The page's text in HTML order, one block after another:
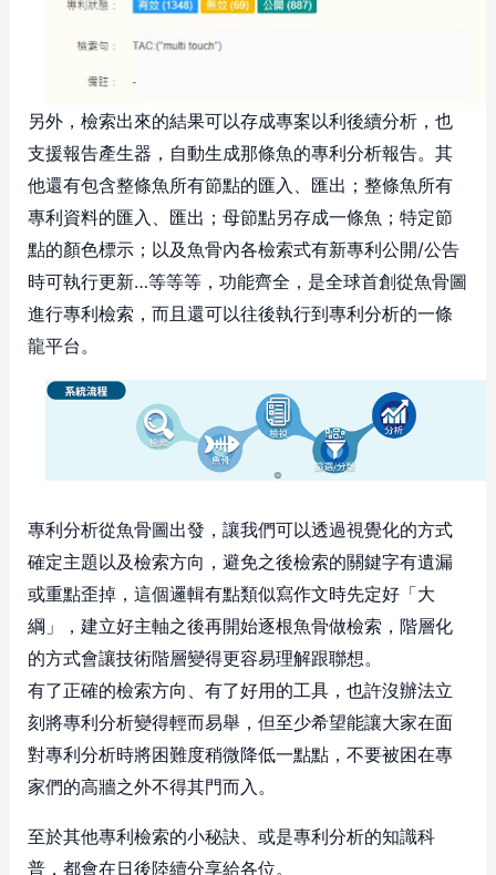
另外，檢索出來的結果可以存成專案以利後續分析，也
支援報告產生器，自動生成那條魚的專利分析報告。其
他還有包含整條魚所有節點的匯入、匯出；整條魚所有
專利資料的匯入、匯出；母節點另存成一條魚；特定節
點的顏色標示；以及魚骨內各檢索式有新專利公開/公告
時可執行更新…等等等，功能齊全，是全球首創從魚骨圖
進行專利檢索，而且還可以往後執行到專利分析的一條
龍平台。
專利分析從魚骨圖出發，讓我們可以透過視覺化的方式
確定主題以及檢索方向，避免之後檢索的關鍵字有遺漏
或重點歪掉，這個邏輯有點類似寫作文時先定好「大
綱」，建立好主軸之後再開始逐根魚骨做檢索，階層化
的方式會讓技術階層變得更容易理解跟聯想。
有了正確的檢索方向、有了好用的工具，也許沒辦法立
刻將專利分析變得輕而易舉，但至少希望能讓大家在面
對專利分析時將困難度稍微降低一點點，不要被困在專
家們的高牆之外不得其門而入。
至於其他專利檢索的小秘訣、或是專利分析的知識科
普，都會在日後陸續分享給各位。